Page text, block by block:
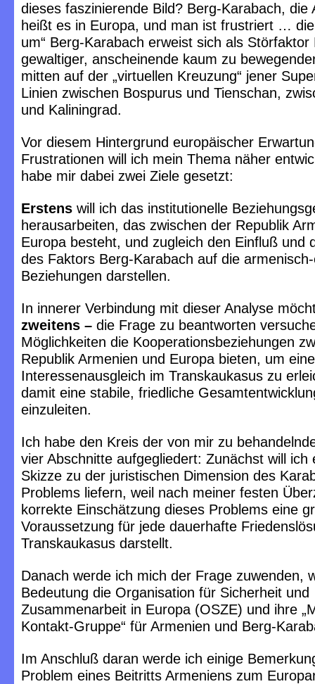
dieses faszinierende Bild? Berg-Karabach, die
heißt es in Europa, und man ist frustriert … die
um“ Berg-Karabach erweist sich als Störfaktor
gewaltiger, anscheinende kaum zu
mitten auf der „virtuellen Kreuzung“ jener
Linien zwischen Bospurus und Tienschan,
und Kaliningrad.
Vor diesem Hintergrund europäischer
Frustrationen will ich mein Thema näher
habe mir dabei zwei Ziele gesetzt:
Erstens will ich das institutionelle
herausarbeiten, das zwischen der Republik
Europa besteht, und zugleich den Einfluß und
des Faktors Berg-Karabach auf die
Beziehungen darstellen.
In innerer Verbindung mit dieser Analyse
zweitens – die Frage zu beantworten
Möglichkeiten die Kooperationsbeziehungen
Republik Armenien und Europa bieten, um
Interessenausgleich im Transkaukasus zu
damit eine stabile, friedliche
einzuleiten.
Ich habe den Kreis der von mir zu
vier Abschnitte aufgegliedert: Zunächst will ich
Skizze zu der juristischen Dimension des
Problems liefern, weil nach meiner festen
korrekte Einschätzung dieses Problems eine
Voraussetzung für jede dauerhafte
Transkaukasus darstellt.
Danach werde ich mich der Frage zuwenden,
Bedeutung die Organisation für Sicherheit und
Zusammenarbeit in Europa (OSZE) und ihre
Kontakt-Gruppe“ für Armenien und Berg-
Im Anschluß daran werde ich einige
Problem eines Beitritts Armeniens zum